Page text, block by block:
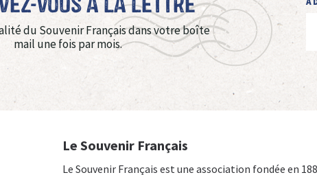
du Souvenir Français dans votre boîte
mail une fois par mois.
Le Souvenir Français
Le Souvenir Français est une association fondée en